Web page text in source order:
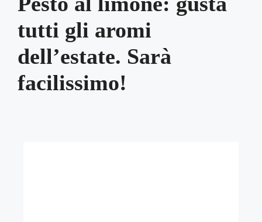
tutti gli aromi
dell’estate. Sarà
facilissimo!